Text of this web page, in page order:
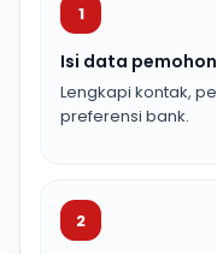
1
Isi data pemohon
Lengkapi kontak,
preferensi bank.
2